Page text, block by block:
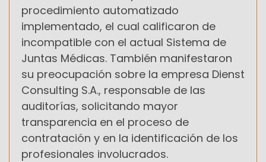
procedimiento automatizado
implementado, el cual calificaron de
incompatible con el actual Sistema de
Juntas Médicas. También manifestaron
su preocupación sobre la empresa Dienst
Consulting S.A., responsable de las
auditorías, solicitando mayor
transparencia en el proceso de
contratación y en la identificación de los
profesionales involucrados.